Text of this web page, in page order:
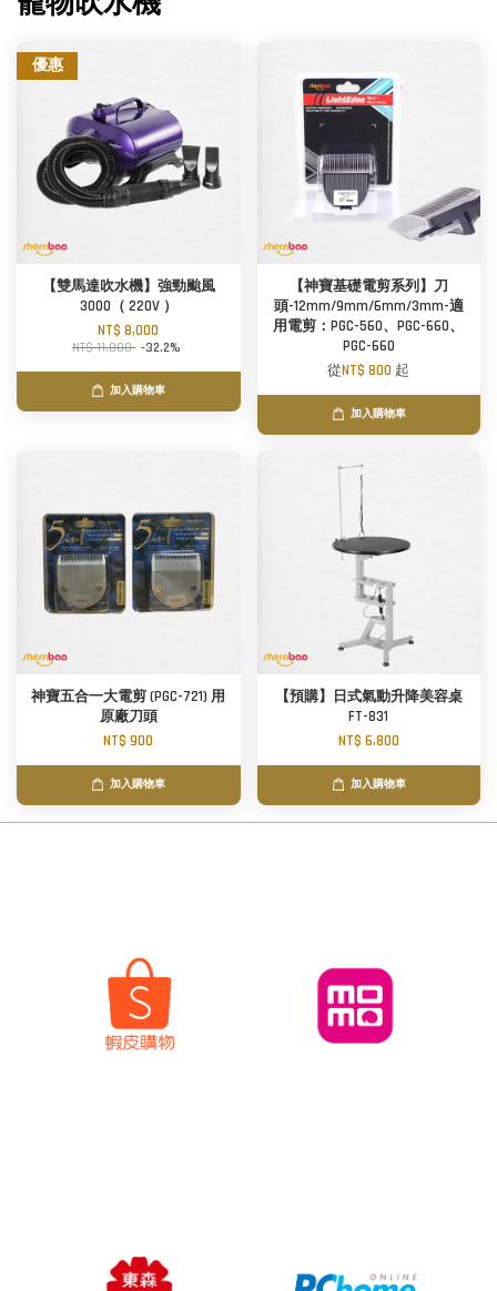
優惠
【雙馬達吹水機】強勁颱風
3000（ 220V ）
NT$ 8,000
NT$ 11,800 -32.2%
加入購物車
【神寶基礎電剪系列】刀
頭-12mm/9mm/6mm/3mm-適
用電剪：PGC-560、PGC-660、
PGC-660
從NT$ 800 起
加入購物車
神寶五合一大電剪 (PGC-721) 用
原廠刀頭
NT$ 900
加入購物車
【預購】日式氣動升降美容桌
FT-831
NT$ 6,800
加入購物車